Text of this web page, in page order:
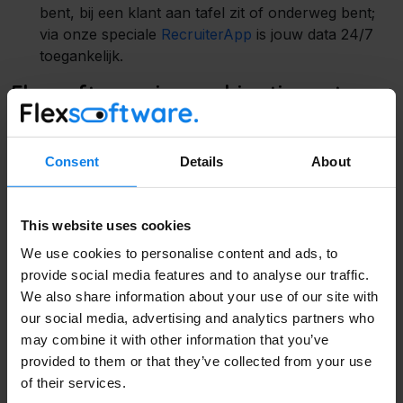
Consent Details About
This website uses cookies
We use cookies to personalise content and ads, to
provide social media features and to analyse our traffic.
We also share information about your use of our site with
our social media, advertising and analytics partners who
may combine it with other information that you’ve
provided to them or that they’ve collected from your use
of their services.
bent, bij een klant aan tafel zit of onderweg bent;
via onze speciale RecruiterApp is jouw data 24/7
toegankelijk.
Flexsoftware in combinatie met
jouw backoffice
Wij hebben een
directe koppeling metEasyflexenFlexsupport.
Gegevens worden automatisch uitgewisseld tussen de
systemen. Je hoeft niets handmatig over te typen.
Nooit meer dubbel werk: Omdat alles met elkaar in
verbinding staat, voorkom je fouten en bespaar je
dagelijks flink wat tijd op je administratie.
Volledige Naam
Bedrijfsnaam
Email*